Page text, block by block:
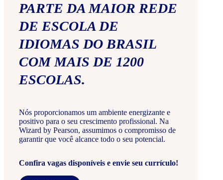
PARTE DA MAIOR REDE
DE ESCOLA DE
IDIOMAS DO BRASIL
COM MAIS DE 1200
ESCOLAS.
Nós proporcionamos um ambiente energizante e
positivo para o seu crescimento profissional. Na
Wizard by Pearson, assumimos o compromisso de
garantir que você alcance todo o seu potencial.
Confira vagas disponíveis e envie seu currículo!